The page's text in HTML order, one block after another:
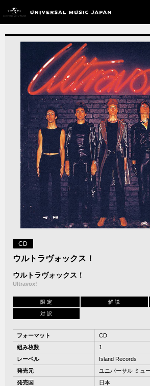
CD
ウルトラヴォックス！
ウルトラヴォックス！
Ultravox!
限 定 解 説
対 訳
フォーマット
CD
組み枚数
1
レーベル
Island Records
発売元
ユニバーサル ミュ
発売国
日本